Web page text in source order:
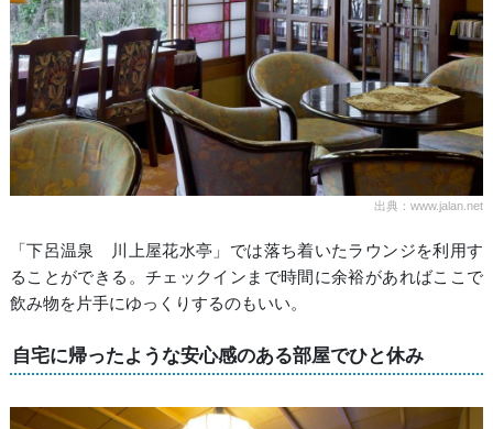
出典：www.jalan.net
「下呂温泉 川上屋花水亭」では落ち着いたラウンジを利用す
ることができる。チェックインまで時間に余裕があればここで
飲み物を片手にゆっくりするのもいい。
自宅に帰ったような安心感のある部屋でひと休み